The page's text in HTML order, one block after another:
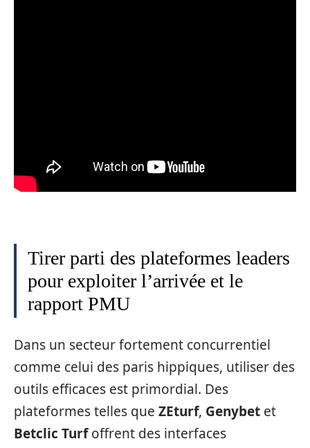
Tirer parti des plateformes leaders
pour exploiter l’arrivée et le
rapport PMU
Dans un secteur fortement concurrentiel
comme celui des paris hippiques, utiliser des
outils efficaces est primordial. Des
plateformes telles que ZEturf, Genybet et
Betclic Turfoffrent des interfaces